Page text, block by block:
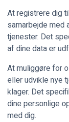
At registrere dig
samarbejde med
tjenester. Det
af dine data er
At muliggøre for
eller udvikle nye
klager. Det
dine personlige
med dig.